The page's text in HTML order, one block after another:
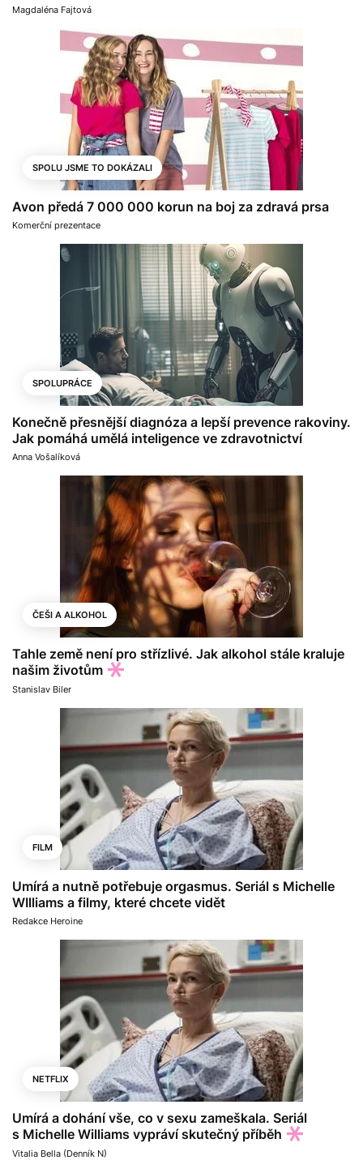
Magdaléna Fajtová
SPOLU JSME TO DOKÁZALI
Avon předá 7 000 000 korun na boj za zdravá prsa
Komerční prezentace
SPOLUPRÁCE
Konečně přesnější diagnóza a lepší prevence rakoviny.
Jak pomáhá umělá inteligence ve zdravotnictví
Anna Vošalíková
ČEŠI A ALKOHOL
Tahle země není pro střízlivé. Jak alkohol stále kraluje
našim životům
Stanislav Biler
FILM
Umírá a nutně potřebuje orgasmus. Seriál s Michelle
WIlliams a filmy, které chcete vidět
Redakce Heroine
NETFLIX
Umírá a dohání vše, co v sexu zameškala. Seriál
s Michelle Williams vypráví skutečný příběh
Vitalia Bella (Denník N)